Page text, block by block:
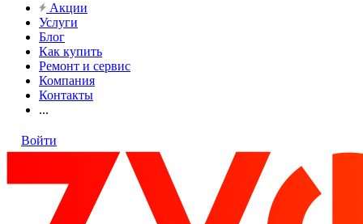
Акции
Услуги
Блог
Как купить
Ремонт и сервис
Компания
Контакты
...
Войти